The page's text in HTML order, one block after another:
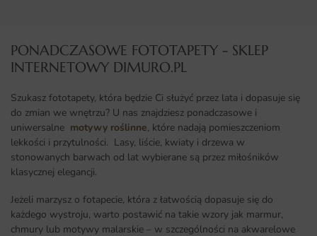
PONADCZASOWE FOTOTAPETY - SKLEP
INTERNETOWY DIMURO.PL​
Szukasz fototapety, która będzie Ci służyć przez lata i dopasuje się
do zmian we wnętrzu? U nas znajdziesz ponadczasowe i
uniwersalne motywy roślinne, które nadają pomieszczeniom
lekkości i przytulności. Lasy, liście, kwiaty i drzewa w
stonowanych barwach od lat wybierane są przez miłośników
klasycznej elegancji.
Jeżeli marzysz o fotapecie, która z łatwością dopasuje się do
każdego wystroju, warto postawić na takie wzory jak marmur,
chmury lub motywy malarskie – w szczególności na akwarelowe